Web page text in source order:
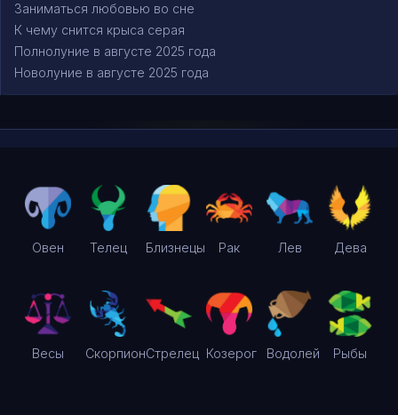
Заниматься любовью во сне
К чему снится крыса серая
Полнолуние в августе 2025 года
Новолуние в августе 2025 года
Овен Телец Близнецы Рак Лев Дева
Весы СкорпионСтрелец Козерог Водолей Рыбы